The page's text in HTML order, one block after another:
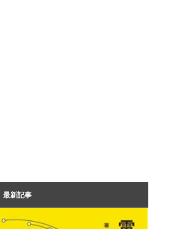
最新記事